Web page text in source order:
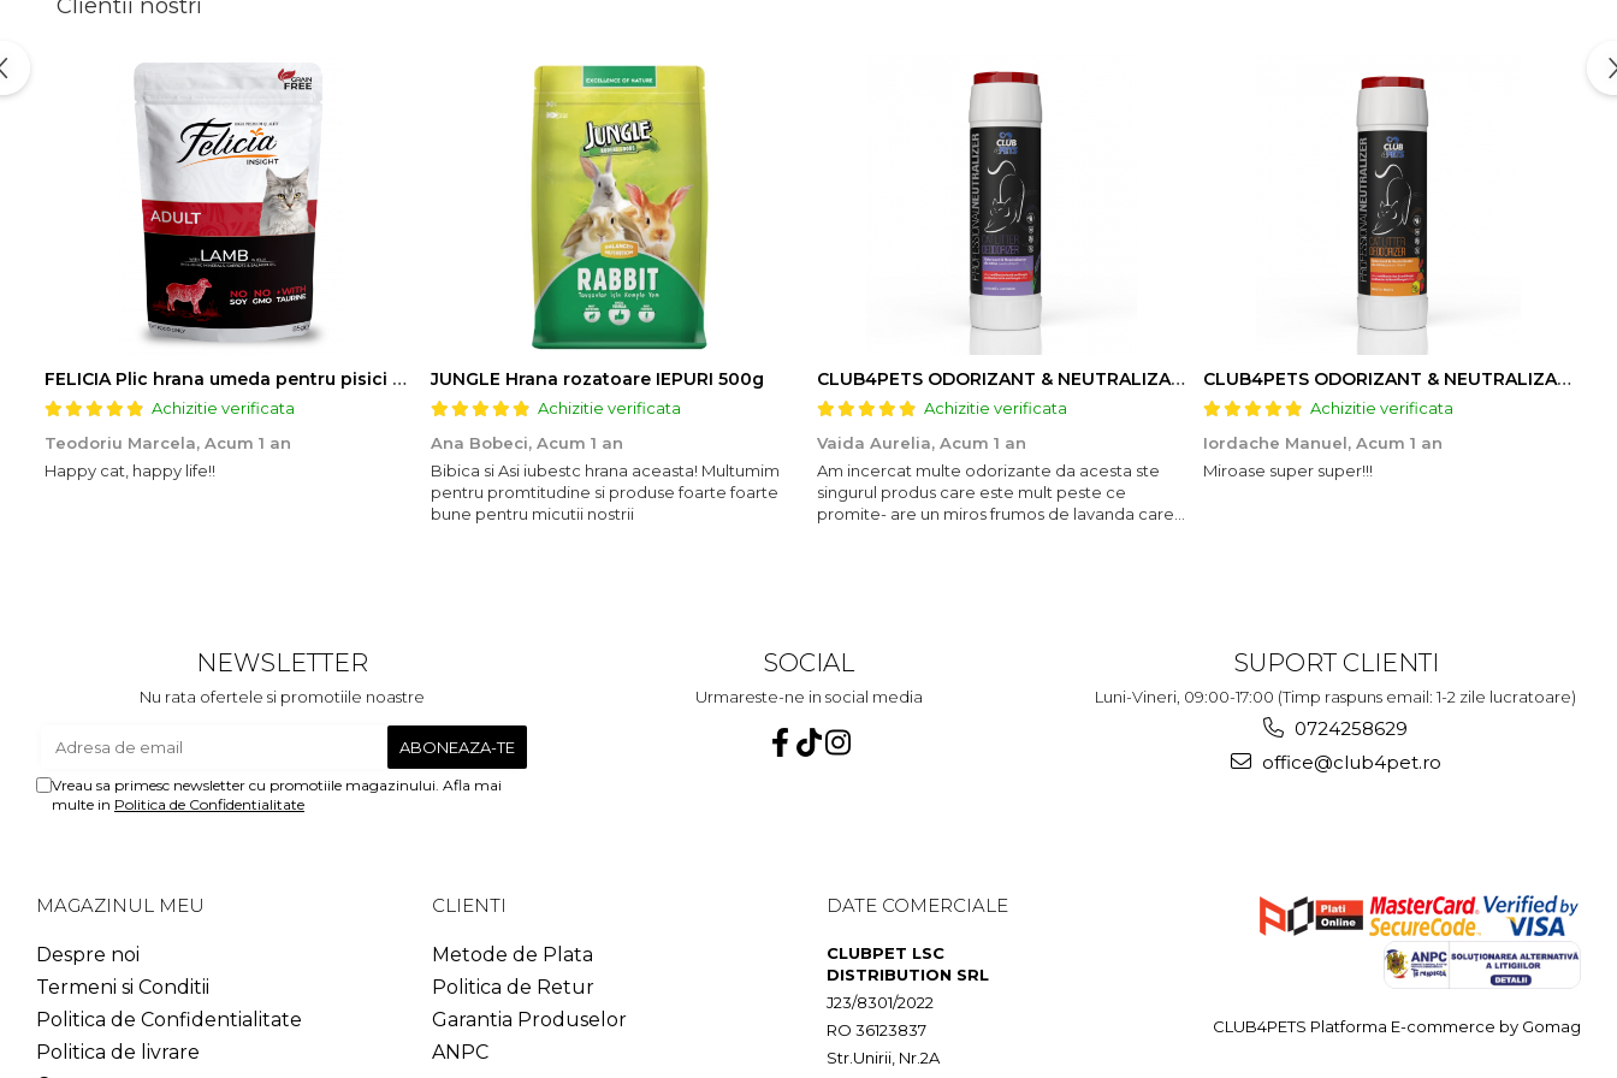
FELICIA Plic hrana umeda pentru pisici adulte, cu Miel, Set 12x85g
Achizitie verificata
Teodoriu Marcela, Acum 1 an
Happy cat, happy life!!
JUNGLE Hrana rozatoare IEPURI 500g
Achizitie verificata
Ana Bobeci, Acum 1 an
Bibica si Asi iubestc hrana aceasta! Multumim
pentru promtitudine si produse foarte foarte
bune pentru micutii nostrii
CLUB4PETS ODORIZANT & NEUTRALIZATOR DE MIROS PENTRU LITIERĂ, CU AROMĂ DE LAVANDĂ, 500g
Achizitie verificata
Vaida Aurelia, Acum 1 an
Am incercat multe odorizante da acesta ste
singurul produs care este mult peste ce
promite- are un miros frumos de lavanda care
CLUB4PETS ODORIZANT & NEUTRALIZATOR DE MIROS PENTRU LITIERĂ, CU AROMĂ DE FRUCTE, 500g
Achizitie verificata
Iordache Manuel, Acum 1 an
Miroase super super!!!
NEWSLETTER
Nu rata ofertele si promotiile noastre
Vreau sa primesc newsletter cu promotiile magazinului. Afla mai
multe in Politica de Confidentialitate
SOCIAL
Urmareste-ne in social media
SUPORT CLIENTI
Luni-Vineri, 09:00-17:00 (Timp raspuns email: 1-2 zile lucratoare)
0724258629
office@club4pet.ro
MAGAZINUL MEU
Despre noi
Termeni si Conditii
Politica de Confidentialitate
Politica de livrare
CLIENTI
Metode de Plata
Politica de Retur
Garantia Produselor
ANPC
DATE COMERCIALE
CLUBPET LSC
DISTRIBUTION SRL
J23/8301/2022
RO 36123837
Str.Unirii, Nr.2A
CLUB4PETS Platforma E-commerce by Gomag